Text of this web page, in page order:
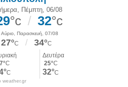
weather.gr